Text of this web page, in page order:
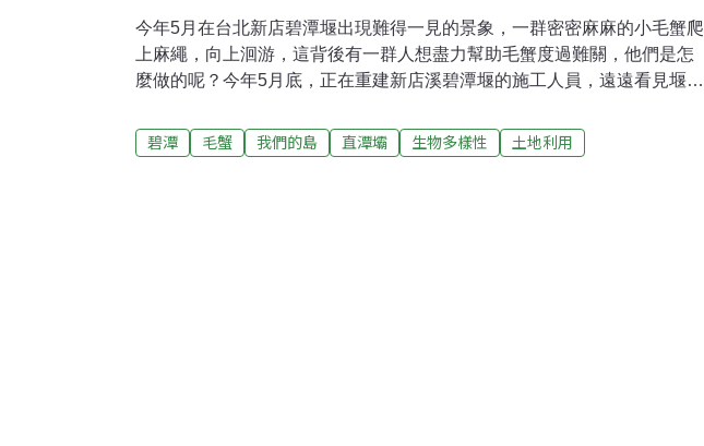
今年5月在台北新店碧潭堰出現難得一見的景象，一群密密麻麻的小毛蟹爬
上麻繩，向上洄游，這背後有一群人想盡力幫助毛蟹度過難關，他們是怎
麼做的呢？今年5月底，正在重建新店溪碧潭堰的施工人員，遠遠看見堰體
黑點竟然都在爬動。清華大學生科系教授曾晴賢接獲通知後，前往現場觀
察，才知道牠們原來是一群準備上溯的小毛蟹。曾晴賢說明，毛蟹屬於河
碧潭 毛蟹 我們的島 直潭壩 生物多樣性 土地利用